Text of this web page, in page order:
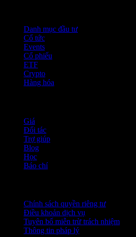
Danh mục đầu tư
Cổ tức
Events
Cổ phiếu
ETF
Crypto
Hàng hóa
Giá
Đối tác
Trợ giúp
Blog
Học
Báo chí
Chính sách quyền riêng tư
Điều khoản dịch vụ
Tuyên bố miễn trừ trách nhiệm
Thông tin pháp lý